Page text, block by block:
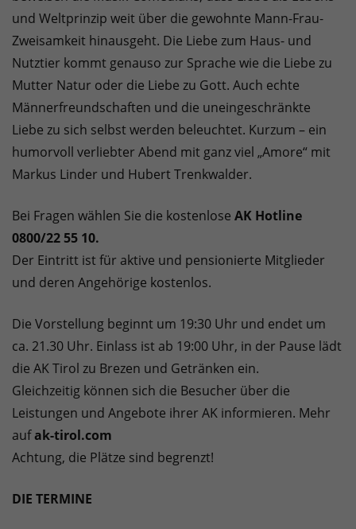
und Weltprinzip weit über die gewohnte Mann-Frau-
Zweisamkeit hinausgeht. Die Liebe zum Haus- und
Nutztier kommt genauso zur Sprache wie die Liebe zu
Mutter Natur oder die Liebe zu Gott. Auch echte
Männerfreundschaften und die uneingeschränkte
Liebe zu sich selbst werden beleuchtet. Kurzum – ein
humorvoll verliebter Abend mit ganz viel „Amore“ mit
Markus Linder und Hubert Trenkwalder.
Bei Fragen wählen Sie die kostenlose AK Hotline
0800/22 55 10.
Der Eintritt ist für aktive und pensionierte Mitglieder
und deren Angehörige kostenlos.
Die Vorstellung beginnt um 19:30 Uhr und endet um
ca. 21.30 Uhr. Einlass ist ab 19:00 Uhr, in der Pause lädt
die AK Tirol zu Brezen und Getränken ein.
Gleichzeitig können sich die Besucher über die
Leistungen und Angebote ihrer AK informieren. Mehr
aufak-tirol.com
Achtung, die Plätze sind begrenzt!
DIE TERMINE